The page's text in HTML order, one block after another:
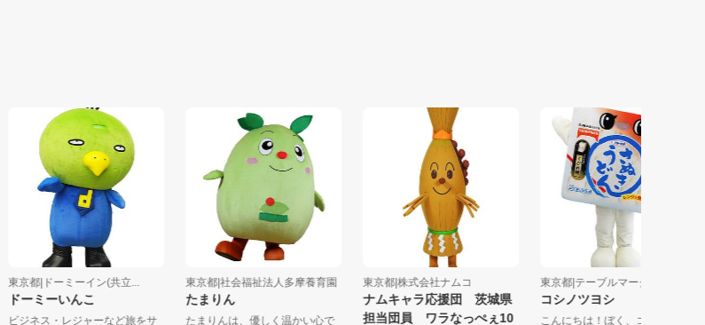
東京都|ドーミーイン(共立...
ドーミーいんこ
ビジネス・レジャーなど旅をサ
東京都|社会福祉法人多摩養育園
たまりん
たまりんは、優しく温かい心で
東京都|株式会社ナムコ
ナムキャラ応援団 茨城県
担当団員 ワラなっぺぇ10
東京都|テーブルマーク株式会
コシノツヨシ
こんにちは！ぼく、コシノツ